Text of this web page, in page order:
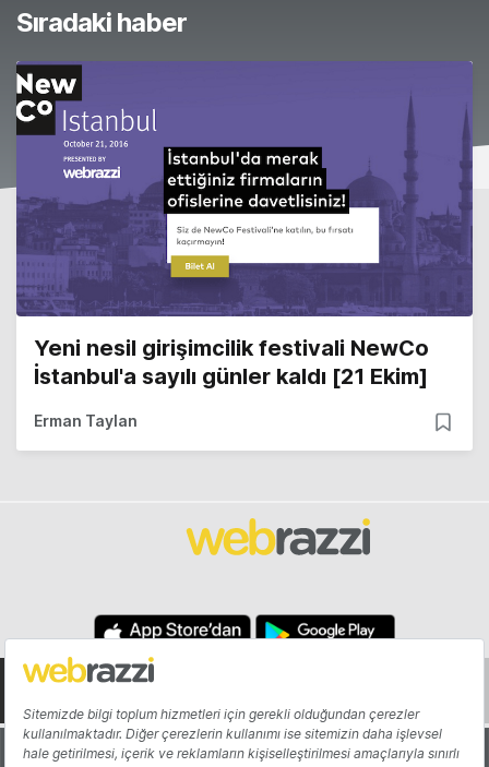
Sıradaki haber
Yeni nesil girişimcilik festivali NewCo
İstanbul'a sayılı günler kaldı [21 Ekim]
Erman Taylan
Hakkında Yazarlar